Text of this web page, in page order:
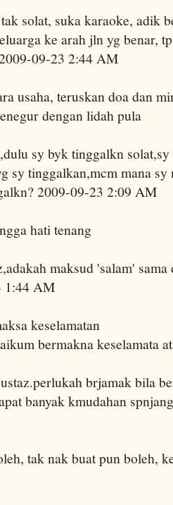
solat, suka karaoke, adik
ke arah jln yg benar,
09-23 2:44 AM
usaha, teruskan doa dan
dengan lidah pula
sy byk tinggalkn
sy tinggalkan,mcm mana
2009-09-23 2:09 AM
hati tenang
maksud 'salam'
1:44 AM
keselamatan
bermakna keselamata
brjamak bila
banyak kmudahan
tak nak buat pun boleh,